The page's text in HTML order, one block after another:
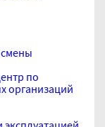
по
организаций